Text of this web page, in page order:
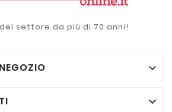
settore da più di 70 anni!

